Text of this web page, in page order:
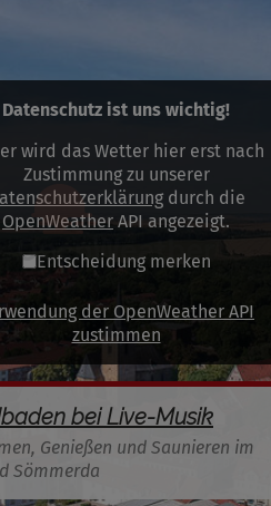
Datenschutz ist uns wichtig!
wird das Wetter hier erst nach
Zustimmung zu unserer
durch die
OpenWeather API angezeigt.
Entscheidung merken
der OpenWeather API
zustimmen
bei Live-Musik
Genießen und Saunieren im
Sömmerda